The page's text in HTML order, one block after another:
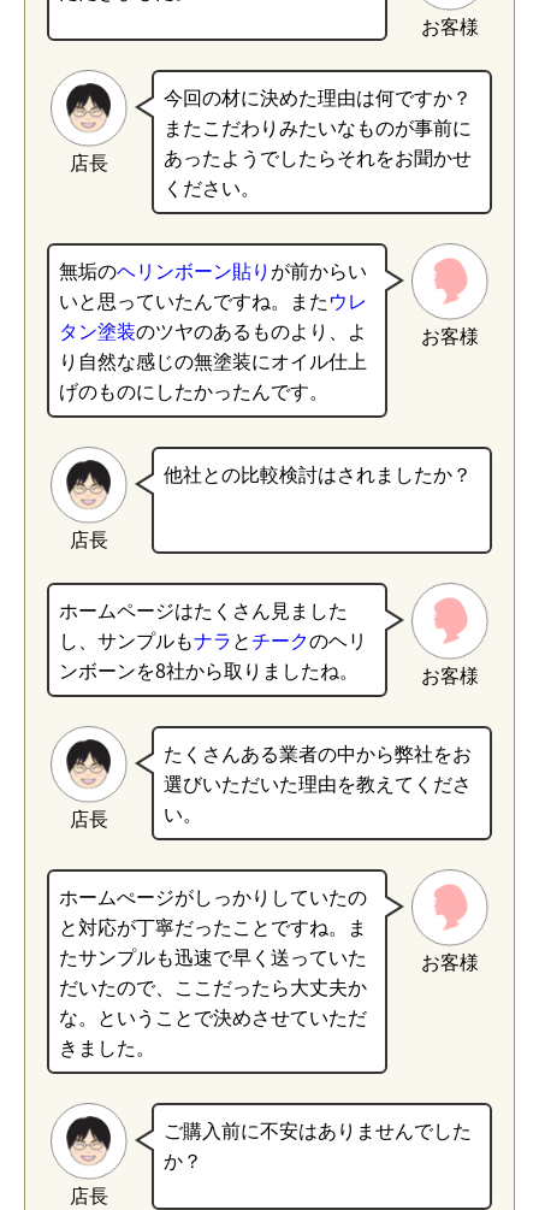
お客様
店長
今回の材に決めた理由は何ですか？
またこだわりみたいなものが事前に
あったようでしたらそれをお聞かせ
ください。
お客様
無垢のヘリンボーン貼り が前からい
いと思っていたんですね。またウレ
タン塗装のツヤのあるものより、よ
り自然な感じの無塗装にオイル仕上
げのものにしたかったんです。
店長
他社との比較検討はされましたか？
お客様
ホームページはたくさん見ました
し、サンプルもナラとチークのヘリ
ンボーンを8社から取りましたね。
店長
たくさんある業者の中から弊社をお
選びいただいた理由を教えてくださ
い。
お客様
ホームぺージがしっかりしていたの
と対応が丁寧だったことですね。ま
たサンプルも迅速で早く送っていた
だいたので、ここだったら大丈夫か
な。ということで決めさせていただ
きました。
店長
ご購入前に不安はありませんでした
か？